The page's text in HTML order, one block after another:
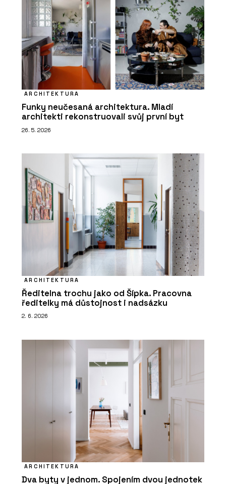
ARCHITEKTURA
Funky neučesaná architektura. Mladí
architekti rekonstruovali svůj první byt
26. 5. 2026
ARCHITEKTURA
Ředitelna trochu jako od Šípka. Pracovna
ředitelky má důstojnost i nadsázku
2. 6. 2026
ARCHITEKTURA
Dva byty v jednom. Spojením dvou jednotek